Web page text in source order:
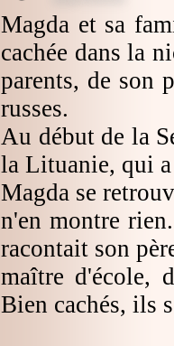
Magda et sa
cachée dans la
parents, de son
russes.
Au début de la
la Lituanie, qui a
Magda se
n'en montre
racontait son
maître d'école,
Bien cachés, ils